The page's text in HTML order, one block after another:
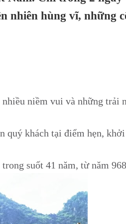
nhiên hùng vĩ, những
niềm vui và những trải
quý khách tại điểm hẹn,
suốt 41 năm, từ năm